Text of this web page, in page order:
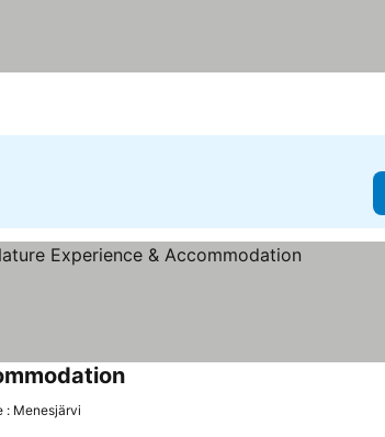
Consulter les prix
: Menesjärvi